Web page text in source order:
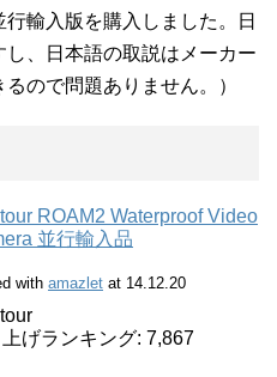
行輸入版を購入しました。日
、日本語の取説はメーカー
ので問題ありません。）
ROAM2 Waterproof Video
並行輸入品
with amazlet at 14.12.20
げランキング: 7,867